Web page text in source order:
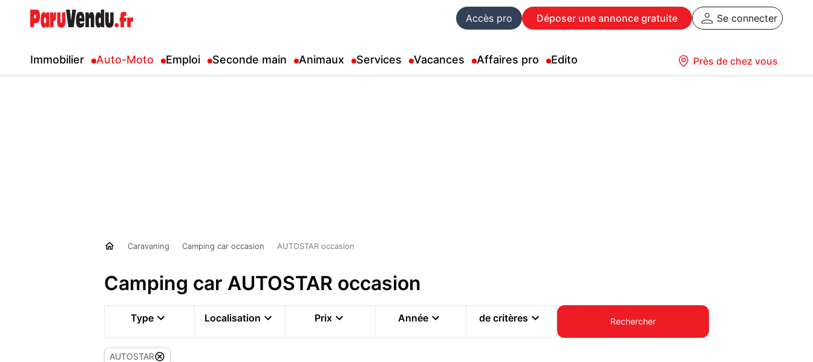
Accès pro Déposer une annonce gratuite Se connecter
Immobilier Auto-Moto Emploi Seconde main Animaux Services Vacances Affaires pro Edito Près de chez vous
Caravaning Camping car occasion AUTOSTAR occasion
Camping car AUTOSTAR occasion
Type Localisation Prix Année de critères Rechercher
AUTOSTAR